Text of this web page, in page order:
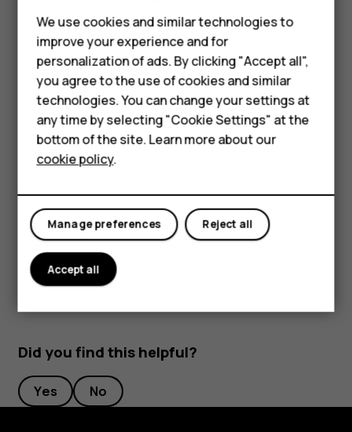
Feature phones
Phones for kids
Accessories
HMD Terra M
For business
Tablets
Контакты
Коснитесьsearch.
Фильтрация списка контактов
Коснитесь пунктовКонтакты>menu>settingsНастройки,
коснитесь СортироватьилиФормат именипод
списком контактов.
Импорт и экспорт контактов
Коснитесь пунктовКонтакты > menu>settingsНастройки
Импорт/экспорт.
Did you find this helpful?
Yes No
We use cookies and similar technologies to
improve your experience and for
personalization of ads. By clicking "Accept all",
you agree to the use of cookies and similar
technologies. You can change your settings at
any time by selecting "Cookie Settings" at the
bottom of the site. Learn more about our
cookie policy.
Reject all
Manage preferences
Accept all